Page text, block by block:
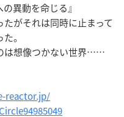
異動を命じる』
がそれは同時に止まって
。
は想像つかない世界……
reactor.jp/